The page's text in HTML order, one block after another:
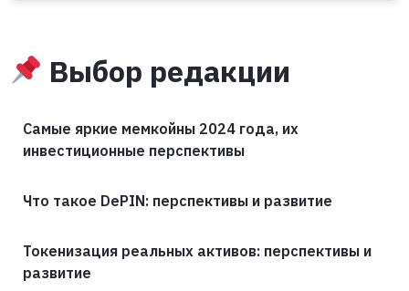
Выбор редакции
Самые яркие мемкойны 2024 года, их
инвестиционные перспективы
Что такое DePIN: перспективы и развитие
Токенизация реальных активов: перспективы и
развитие